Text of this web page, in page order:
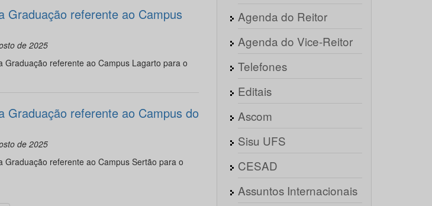
Graduação referente ao Campus
de 2025
Graduação referente ao Campus Lagarto para o
Graduação referente ao Campus do
de 2025
Graduação referente ao Campus Sertão para o
Agenda do Reitor
Agenda do Vice-Reitor
Telefones
Editais
Ascom
Sisu UFS
CESAD
Assuntos Internacionais